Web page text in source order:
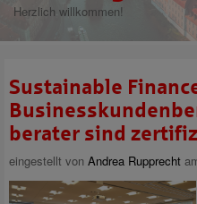
Herzlich willkommen!
Sustainable
berater sind
eingestellt von Andrea Rupprecht